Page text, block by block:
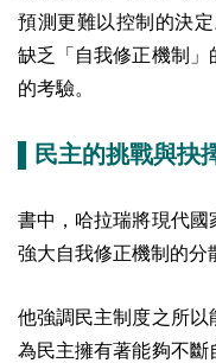
預測更難以控制的決
缺乏「自我修正機制
的考驗。
民主的挑戰與抉
書中，哈拉瑞將現代
強大自我修正機制的分
他強調民主制度之所以
為民主擁有著能夠不斷